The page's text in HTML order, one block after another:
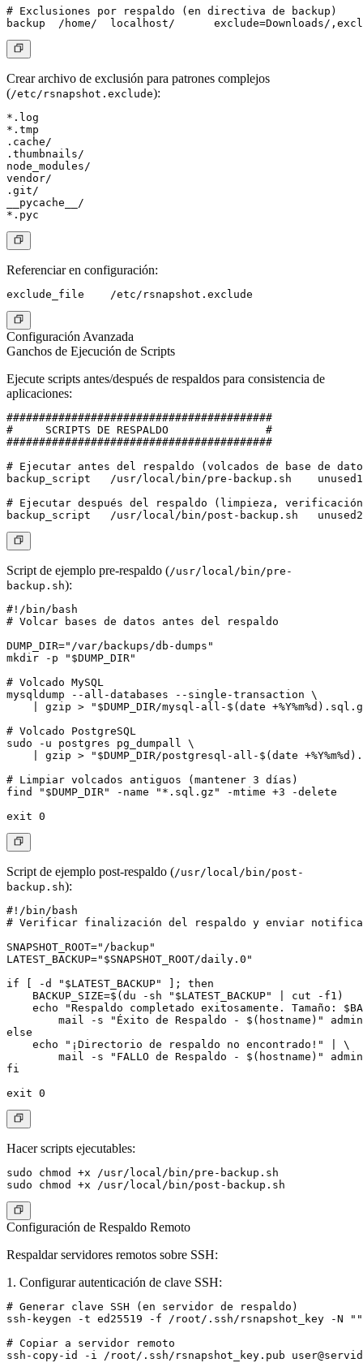
# Exclusiones por respaldo (en directiva de backup)
Crear archivo de exclusión para patrones complejos
(/etc/rsnapshot.exclude):
*.log
*.tmp
.cache/
.thumbnails/
node_modules/
vendor/
.git/
__pycache__/
Referenciar en configuración:
Configuración Avanzada
Ganchos de Ejecución de Scripts
Ejecute scripts antes/después de respaldos para consistencia de
aplicaciones:
#########################################
#     SCRIPTS DE RESPALDO               #
#########################################
# Ejecutar antes del respaldo (volcados de base de
backup_script	/usr/local/bin/pre-backup.sh	unused1/
# Ejecutar después del respaldo (limpieza,
Script de ejemplo pre-respaldo (/usr/local/bin/pre-
backup.sh):
#!/bin/bash
# Volcar bases de datos antes del respaldo
DUMP_DIR="/var/backups/db-dumps"
mkdir -p "$DUMP_DIR"
# Volcado MySQL
mysqldump --all-databases --single-transaction \
| gzip > "$DUMP_DIR/mysql-all-$(date
# Volcado PostgreSQL
sudo -u postgres pg_dumpall \
| gzip > "$DUMP_DIR/postgresql-all-$(date
# Limpiar volcados antiguos (mantener 3 días)
find "$DUMP_DIR" -name "*.sql.gz" -mtime +3 -delete
Script de ejemplo post-respaldo (/usr/local/bin/post-
backup.sh):
#!/bin/bash
# Verificar finalización del respaldo y enviar
SNAPSHOT_ROOT="/backup"
LATEST_BACKUP="$SNAPSHOT_ROOT/daily.0"
if [ -d "$LATEST_BACKUP" ]; then
    BACKUP_SIZE=$(du -sh "$LATEST_BACKUP" | cut -f1)
echo "Respaldo completado exitosamente. Tamaño:
        mail -s "Éxito de Respaldo - $(hostname)"
else
    echo "¡Directorio de respaldo no encontrado!" | \
        mail -s "FALLO de Respaldo - $(hostname)"
fi
Hacer scripts ejecutables:
sudo chmod +x /usr/local/bin/pre-backup.sh
Configuración de Respaldo Remoto
Respaldar servidores remotos sobre SSH:
1. Configurar autenticación de clave SSH:
# Generar clave SSH (en servidor de respaldo)
ssh-keygen -t ed25519 -f /root/.ssh/rsnapshot_key -N ""
# Copiar a servidor remoto
ssh-copy-id -i /root/.ssh/rsnapshot_key.pub